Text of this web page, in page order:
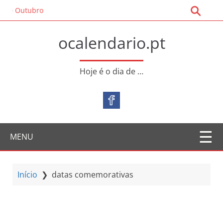
o
o
ocalendario.pt
Hoje é o dia de …
MENU
Início ❯ datas comemorativas